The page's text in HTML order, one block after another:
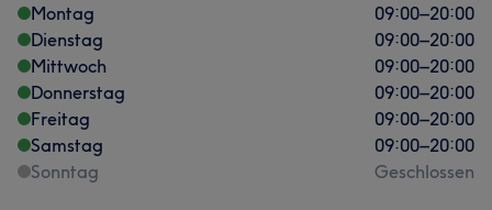
Montag
09:00–20:00
Dienstag
09:00–20:00
Mittwoch
09:00–20:00
Donnerstag
09:00–20:00
Freitag
09:00–20:00
Samstag
09:00–20:00
Sonntag
Geschlossen